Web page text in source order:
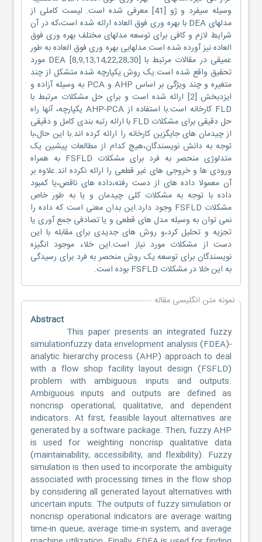
وسیله سیفرد و ژو [41] معرفی شده است. لیست کاملی از
مدلهای DEA با بهره وری فوق العاده ارائه شده است،که در آن
شرایط لازم و کافی برای توسعه مدلهای مختلف بهره وری فوق
العاده نیز آورده شده است.مدلهایی بهره وری فوق العاده به طور
عمیقی در مقالات مرتبط با DEA [8,9,13,14,22,28,30] مورد
تحقیق واقع شده است.یک روش یکپارچه شده متشکل از چند
متغیره و چند ویژگی بر اساس AHP و PCA به وسیله آزاده و
ایزدبخش [2] ارائه شده است و برای حل مشکلات مرتبط با
FLD کارخانه است.با استفاده از AHP-PCA یکپارچه، آنها راه
حل دقیقی برای مشکلات FLD با ارائه رتبه بندی کامل و دقیقی
از چیدمان های جایگزین کارخانه را ارائه کرده اند.با این حال،با
توجه به دانش نویسندگان،هیچ کدام از مطالعات پیشین یک
متدلوژی منحصر به فرد برای مشکلات FSFLD به همراه
ورودی ها و خروجی های غیر قطعی را ارائه نکرده اند.علاوه بر
آن معمولا داده های از دست رفته،داده های ناقص،یا کمبود
داده با توجه به مشکلات کلی چیدمان و یا به طور خاص
مشکلات FSFLD وجود دارد.این بدان معنی است که داده را
نمی توان به وسیله مدل های قطعی و یا تصادفی جمع آوری یا
تجزیه و تحلیل کرد،و روش های جدیدی برای مقابله با این
دست از مشکلات مورد نیاز است.این خلاء موجود انگیزه
نویسندگان برای توسعه یک روش منحصر به فرد برای رسیدگی
به این خلا در مشکلات FSFLD بوده است.
نمونه متن انگلیسی مقاله
Abstract
This paper presents an integrated fuzzy
simulationfuzzy data envelopment analysis (FDEA)-
analytic hierarchy process (AHP) approach to deal
with a flow shop facility layout design (FSFLD)
problem with ambiguous inputs and outputs.
Ambiguous inputs and outputs are defined as
noncrisp operational, qualitative, and dependent
indicators. At first, feasible layout alternatives are
generated by a software package. Then, fuzzy AHP
is used for weighting noncrisp qualitative data
(maintainability, accessibility, and flexibility). Fuzzy
simulation is then used to incorporate the ambiguity
associated with processing times in the flow shop
by considering all generated layout alternatives with
uncertain inputs. The outputs of fuzzy simulation or
noncrisp operational indicators are average waiting
time-in queue, average time-in system, and average